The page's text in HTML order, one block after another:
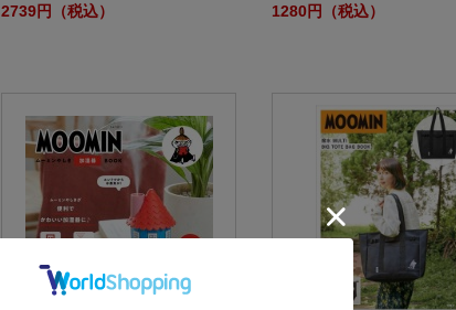
collection BOOKSHELF～
2739円（税込） 1280円（税込）